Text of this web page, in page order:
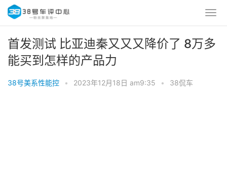
首发测试 比亚迪秦又又又降价了 8万多
能买到怎样的产品力
38号美系性能控 • 2023年12月18日 am9:35 • 38侃车